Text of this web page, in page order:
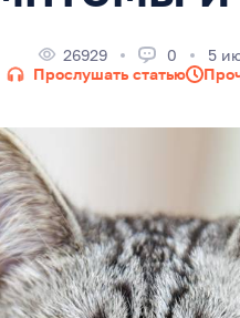
26929 0
5
Прослушать статью